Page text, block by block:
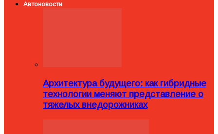
Автоновости
Архитектура будущего: как гибридные
технологии меняют представление о
тяжелых внедорожниках